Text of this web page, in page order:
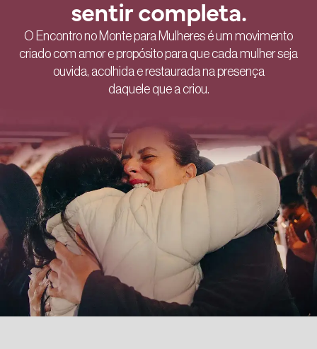
sentir completa.
O Encontro no Monte para Mulheres é um movimento
criado com amor e propósito para que cada mulher seja
ouvida, acolhida e restaurada na presença
daquele que a criou.